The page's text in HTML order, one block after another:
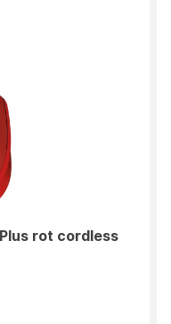
rot cordless